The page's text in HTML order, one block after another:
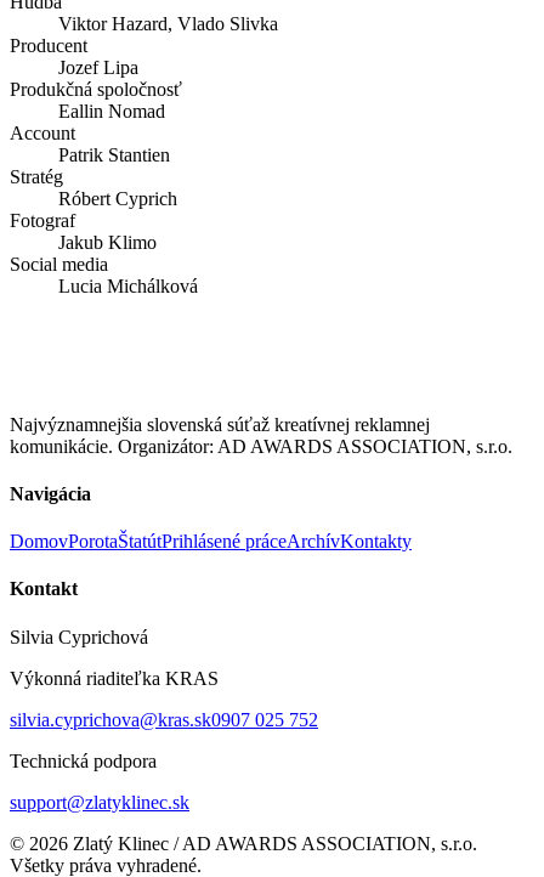
Viktor Hazard, Vlado Slivka
Producent
Jozef Lipa
Produkčná spoločnosť
Eallin Nomad
Account
Patrik Stantien
Stratég
Róbert Cyprich
Fotograf
Jakub Klimo
Social media
Lucia Michálková
Najvýznamnejšia slovenská súťaž kreatívnej reklamnej
komunikácie. Organizátor: AD AWARDS ASSOCIATION, s.r.o.
Navigácia
DomovPorotaŠtatútPrihlásené práceArchívKontakty
Kontakt
Silvia Cyprichová
Výkonná riaditeľka KRAS
silvia.cyprichova@kras.sk0907 025 752
Technická podpora
support@zlatyklinec.sk
© 2026 Zlatý Klinec / AD AWARDS ASSOCIATION, s.r.o.
Všetky práva vyhradené.